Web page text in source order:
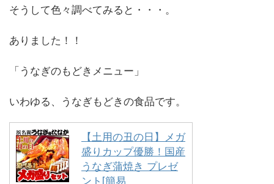
そうして色々調べてみると・・・。
ありました！！
「うなぎのもどきメニュー」
いわゆる、うなぎもどきの食品です。
【土用の丑の日】メガ
盛りカップ優勝！国産
うなぎ蒲焼き プレゼ
ント[簡易